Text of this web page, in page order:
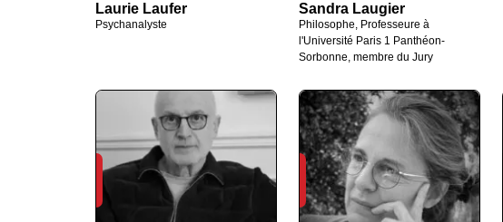
Laurie Laufer
Psychanalyste
Sandra Laugier
Philosophe, Professeure à
l'Université Paris 1 Panthéon-
Sorbonne, membre du Jury